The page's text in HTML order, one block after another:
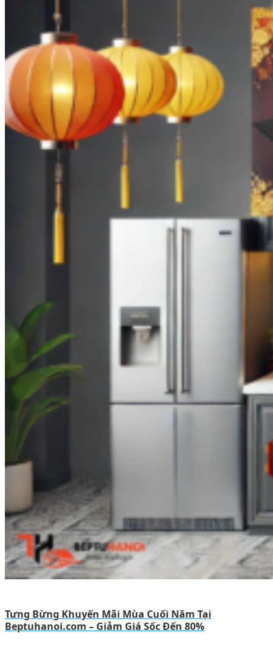
Tưng Bừng Khuyến Mãi Mùa Cuối Năm Tại
Beptuhanoi.com – Giảm Giá Sốc Đến 80%